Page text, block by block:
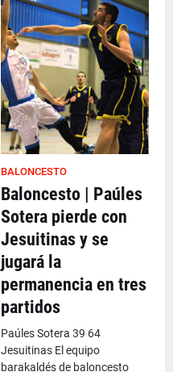
BALONCESTO
Baloncesto | Paúles
Sotera pierde con
Jesuitinas y se
jugará la
permanencia en tres
partidos
Paúles Sotera 39 64
Jesuitinas El equipo
barakaldés de baloncesto